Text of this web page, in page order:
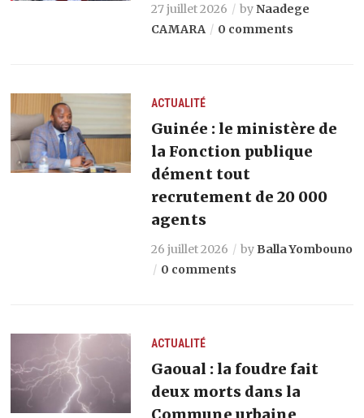
27 juillet 2026 byNaadege
CAMARA
0 comments
ACTUALITÉ
Guinée : le ministère de
la Fonction publique
dément tout
recrutement de 20 000
agents
26 juillet 2026 by Balla Yombouno
0 comments
ACTUALITÉ
Gaoual : la foudre fait
deux morts dans la
Commune urbaine